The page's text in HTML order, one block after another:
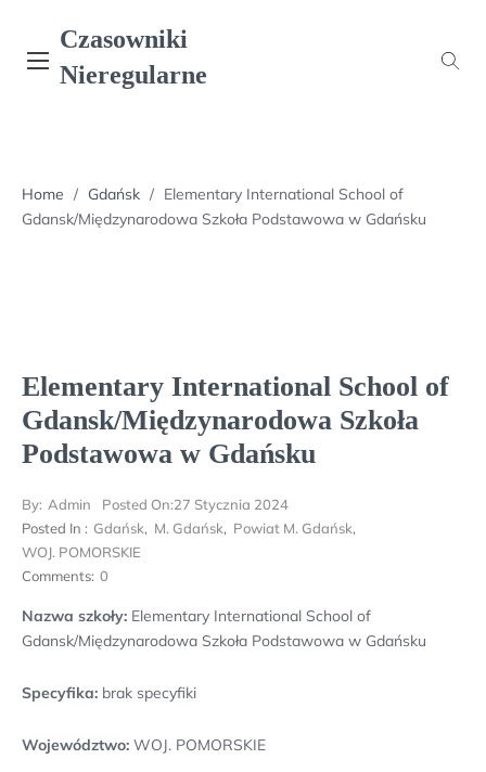
content
Czasowniki
Nieregularne
Home / Gdańsk / Elementary International School of
Gdansk/Międzynarodowa Szkoła Podstawowa w Gdańsku
Elementary International School of
Gdansk/Międzynarodowa Szkoła
Podstawowa w Gdańsku
By: Admin Posted On:27 Stycznia 2024
Posted In : Gdańsk, M. Gdańsk, Powiat M. Gdańsk,
WOJ. POMORSKIE
Comments: 0
Nazwa szkoły: Elementary International School of
Gdansk/Międzynarodowa Szkoła Podstawowa w Gdańsku
Specyfika: brak specyfiki
Województwo: WOJ. POMORSKIE